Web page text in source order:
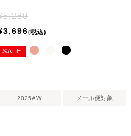
5,280
3,696 税込
SALE
2025AW メール便対象